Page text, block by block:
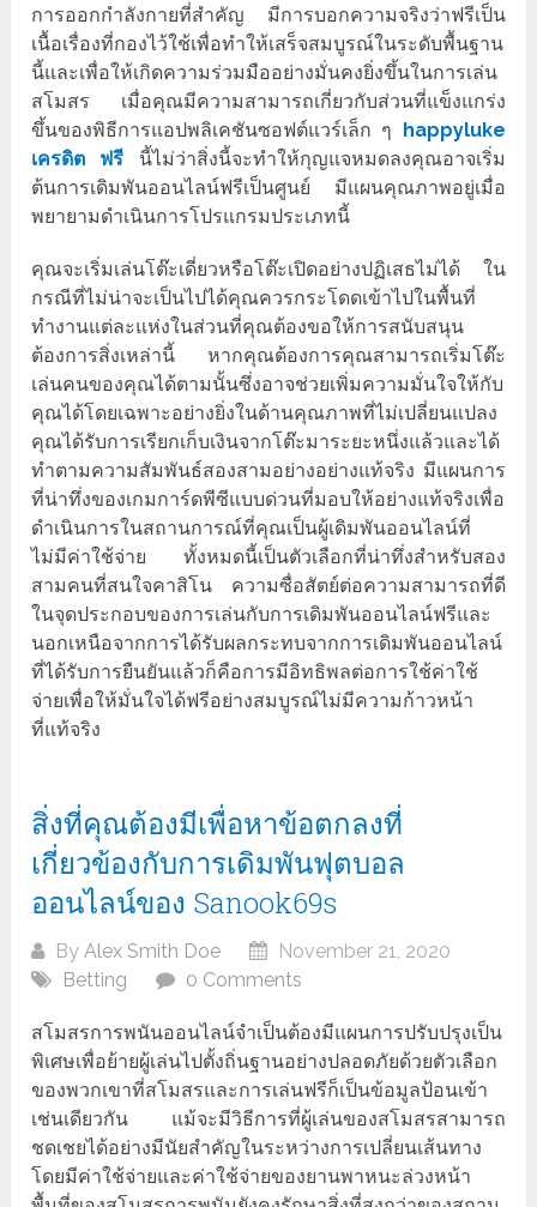
การออกกำลังกายที่สำคัญ มีการบอกความจริงว่าฟรีเป็น
เนื้อเรื่องที่กองไว้ใช้เพื่อทำให้เสร็จสมบูรณ์ในระดับพื้นฐาน
นี้และเพื่อให้เกิดความร่วมมืออย่างมั่นคงยิ่งขึ้นในการเล่น
สโมสร เมื่อคุณมีความสามารถเกี่ยวกับส่วนที่แข็งแกร่ง
ขึ้นของพิธีการแอปพลิเคชันซอฟต์แวร์เล็ก ๆ
happyluke
เครดิต ฟรี
นี้ไม่ว่าสิ่งนี้จะทำให้กุญแจหมดลงคุณอาจเริ่ม
ต้นการเดิมพันออนไลน์ฟรีเป็นศูนย์ มีแผนคุณภาพอยู่เมื่อ
พยายามดำเนินการโปรแกรมประเภทนี้
คุณจะเริ่มเล่นโต๊ะเดี่ยวหรือโต๊ะเปิดอย่างปฏิเสธไม่ได้ ใน
กรณีที่ไม่น่าจะเป็นไปได้คุณควรกระโดดเข้าไปในพื้นที่
ทำงานแต่ละแห่งในส่วนที่คุณต้องขอให้การสนับสนุน
ต้องการสิ่งเหล่านี้ หากคุณต้องการคุณสามารถเริ่มโต๊ะ
เล่นคนของคุณได้ตามนั้นซึ่งอาจช่วยเพิ่มความมั่นใจให้กับ
คุณได้โดยเฉพาะอย่างยิ่งในด้านคุณภาพที่ไม่เปลี่ยนแปลง
คุณได้รับการเรียกเก็บเงินจากโต๊ะมาระยะหนึ่งแล้วและได้
ทำตามความสัมพันธ์สองสามอย่างอย่างแท้จริง มีแผนการ
ที่น่าทึ่งของเกมการ์ดพีซีแบบด่วนที่มอบให้อย่างแท้จริงเพื่อ
ดำเนินการในสถานการณ์ที่คุณเป็นผู้เดิมพันออนไลน์ที่
ไม่มีค่าใช้จ่าย ทั้งหมดนี้เป็นตัวเลือกที่น่าทึ่งสำหรับสอง
สามคนที่สนใจคาสิโน ความซื่อสัตย์ต่อความสามารถที่ดี
ในจุดประกอบของการเล่นกับการเดิมพันออนไลน์ฟรีและ
นอกเหนือจากการได้รับผลกระทบจากการเดิมพันออนไลน์
ที่ได้รับการยืนยันแล้วก็คือการมีอิทธิพลต่อการใช้ค่าใช้
จ่ายเพื่อให้มั่นใจได้ฟรีอย่างสมบูรณ์ไม่มีความก้าวหน้า
ที่แท้จริง
สิ่งที่คุณต้องมีเพื่อหาข้อตกลงที่
เกี่ยวข้องกับการเดิมพันฟุตบอล
ออนไลน์ของ Sanook69s
ByAlex Smith Doe
November 21, 2020
Betting
0 Comments
สโมสรการพนันออนไลน์จำเป็นต้องมีแผนการปรับปรุงเป็น
พิเศษเพื่อย้ายผู้เล่นไปตั้งถิ่นฐานอย่างปลอดภัยด้วยตัวเลือก
ของพวกเขาที่สโมสรและการเล่นฟรีก็เป็นข้อมูลป้อนเข้า
เช่นเดียวกัน แม้จะมีวิธีการที่ผู้เล่นของสโมสรสามารถ
ชดเชยได้อย่างมีนัยสำคัญในระหว่างการเปลี่ยนเส้นทาง
โดยมีค่าใช้จ่ายและค่าใช้จ่ายของยานพาหนะล่วงหน้า